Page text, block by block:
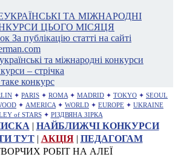
ТА МІЖНАРОДНІ
ЦЬОГО МІСЯЦЯ
За публікацію статті на сайті
та міжнародні конкурси
– стрічка
конкурс
✦ PARIS ✦ ROMA ✦ MADRID ✦ TOKYO ✦ SEOUL
✦ AMERICA ✦ WORLD ✦ EUROPE ✦ UKRAINE
of STARS ✦ РІЗДВЯНА ЗІРКА
| НАЙБЛИЖЧІ КОНКУРСИ
ТУТ| АКЦІЯ| ПЕДАГОГАМ
РОБІТ НА АЛЕЇ